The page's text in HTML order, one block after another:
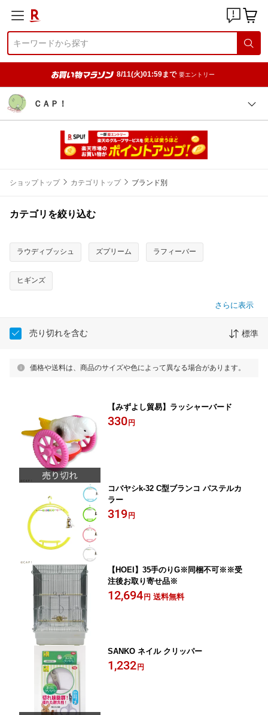
8/11(火)01:59まで 要エントリー
ＣＡＰ！
ショップトップ カテゴリトップ ブランド別
カテゴリを絞り込む
ラウディブッシュ ズプリーム ラフィーバー
ヒギンズ
さらに表示
売り切れを含む 標準
価格や送料は、商品のサイズや色によって異なる場合があります。
【みずよし貿易】ラッシャーバード
330円
コバヤシk-32 C型ブランコ パステルカ
ラー
319円
【HOEI】35手のりG※同梱不可※※受
注後お取り寄せ品※
12,694円 送料無料
SANKO ネイル クリッパー
1,232円